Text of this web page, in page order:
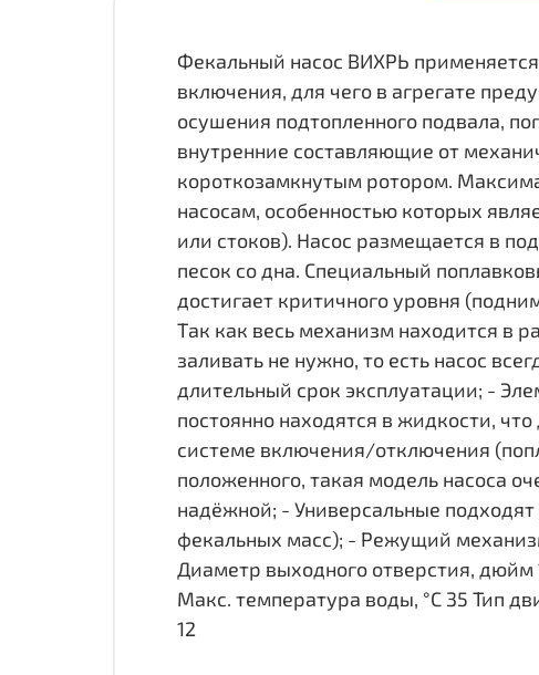
Фекальный насос ВИХРЬ
включения, для чего в агрегате
осушения подтопленного подвала,
внутренние составляющие от
короткозамкнутым ротором.
насосам, особенностью которых
или стоков). Насос размещается в
песок со дна. Специальный
достигает критичного уровня
Так как весь механизм находится в
заливать не нужно, то есть насос
длительный срок эксплуатации; -
постоянно находятся в жидкости,
системе включения/отключения
положенного, такая модель насоса
надёжной; - Универсальные
фекальных масс); - Режущий
Диаметр выходного отверстия, дюйм
Макс. температура воды, °C 35 Тип
12